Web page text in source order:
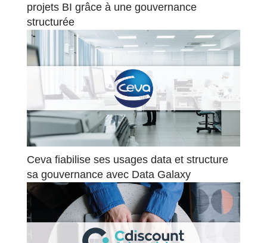
projets BI grâce à une gouvernance
structurée
Ceva fiabilise ses usages data et structure
sa gouvernance avec Data Galaxy